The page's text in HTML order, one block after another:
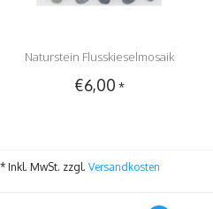
Naturstein Flusskieselmosaik
Schwarz - 30 cm x 30 cm
€6,00 *
* Inkl. MwSt. zzgl. Versandkosten